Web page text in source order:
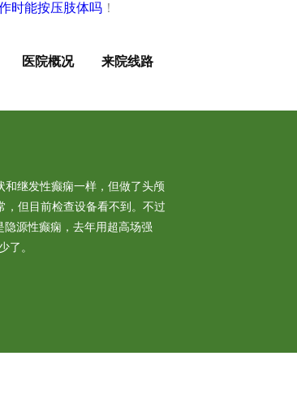
时能按压肢体吗 ！
医院概况 来院线路
和继发性癫痫一样，但做了头颅
，但目前检查设备看不到。不过
源性癫痫，去年用超高场强
了。